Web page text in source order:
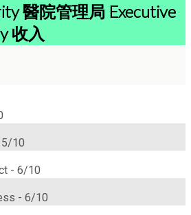
醫院管理局 Executive
收入
5/10
- 6/10
- 6/10